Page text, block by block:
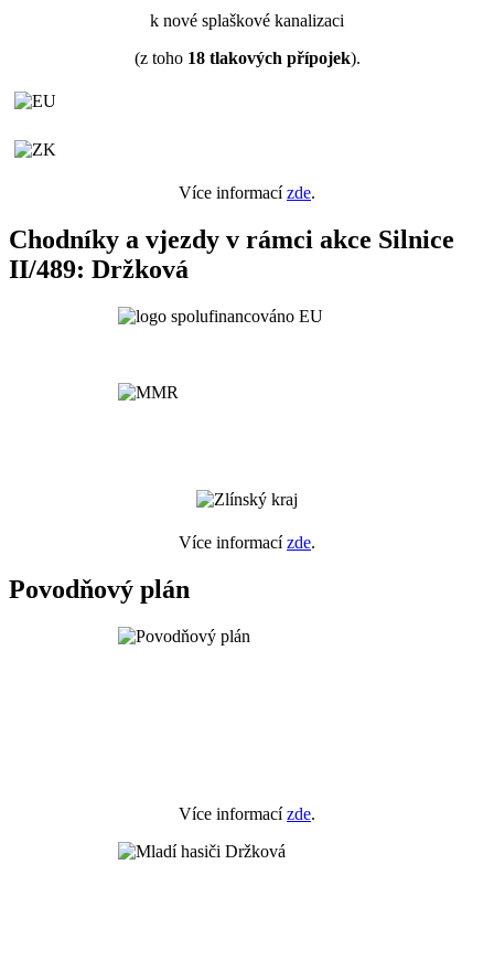
k nové splaškové kanalizaci
(z toho 18tlakových přípojek).
Více informacízde.
Chodníky a vjezdy v rámci akce Silnice
II/489: Držková
Více informacízde.
Povodňový plán
Více informacízde.